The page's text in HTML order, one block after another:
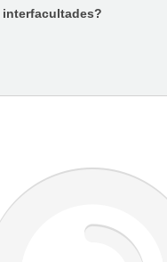
interfacultades?